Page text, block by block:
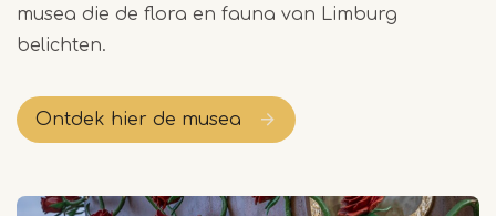
musea die de flora en fauna van Limburg
belichten.
Ontdek hier de musea